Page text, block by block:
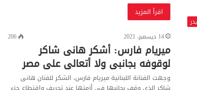
اقرأ المزيد
14 ديسمبر، 2021
206
ميريام فارس: أشكر هانى شاكر
لوقوفه بجانبى ولا أتعالى على مصر
وجهت الفنانة اللبنانية ميريام فارس، الشكر للفنان هانى